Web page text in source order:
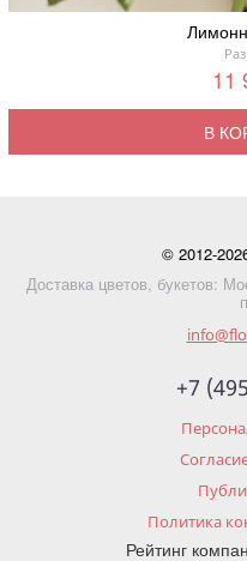
11
В
© 2012-
Доставка цветов, букетов:
+7
Политика
Рейтинг